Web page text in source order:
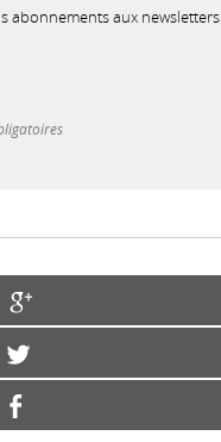
abonnements aux newsletters